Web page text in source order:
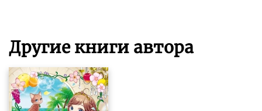
Другие книги автора